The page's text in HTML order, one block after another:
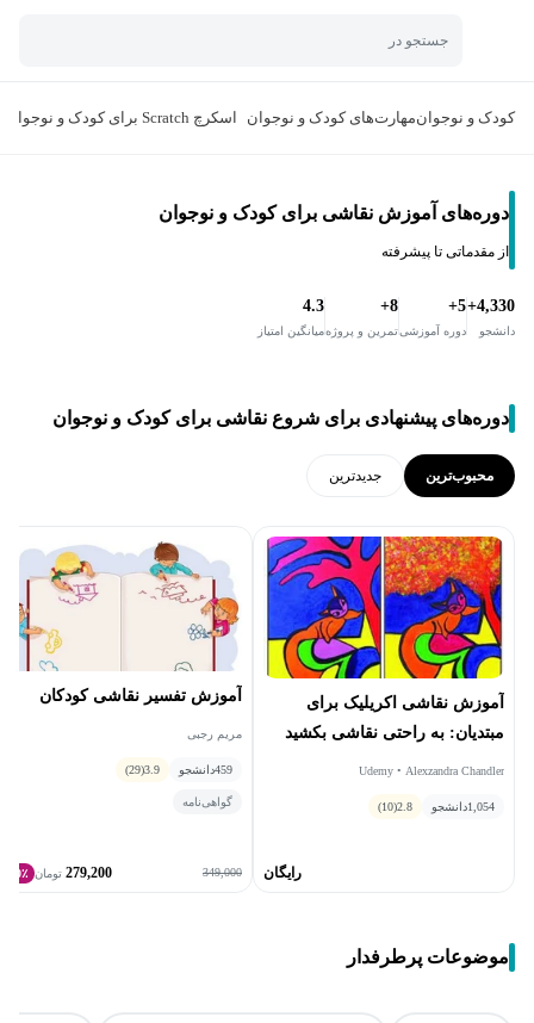
جستجو در
کودک و نوجوانمهارت‌های کودک و نوجوان اسکرچ Scratch برای کودک و نوجوان
دوره‌های آموزش نقاشی برای کودک و نوجوان
از مقدماتی تا پیشرفته
4,330+
دانشجو
5+
دوره آموزشی
8+
تمرین و پروژه
4.3
میانگین امتیاز
دوره‌های پیشنهادی برای شروع نقاشی برای کودک و نوجوان
محبوب‌ترین جدید‌ترین
آموزش نقاشی اکریلیک برای
مبتدیان: به راحتی نقاشی بکشید
Udemy • Alexzandra Chandler
1,054دانشجو 2.8
(10)
رایگان
آموزش تفسیر نقاشی کودکان
مریم رجبی
459دانشجو 3.9
(29)
گواهی‌نامه
349,000
279,200 تومان 20٪
موضوعات پرطرفدار